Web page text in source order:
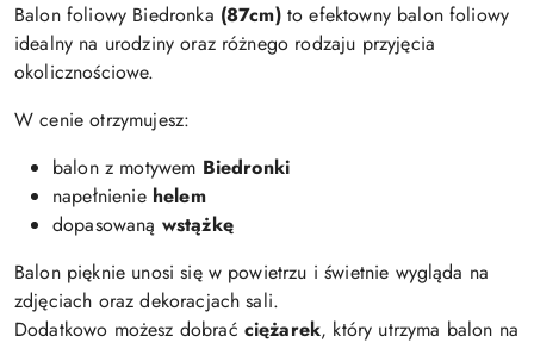
Balon foliowy Biedronka (87cm)to efektowny balon foliowy
idealny na urodziny oraz różnego rodzaju przyjęcia
okolicznościowe.
W cenie otrzymujesz:
balon z motywem Biedronki
napełnienie helem
dopasowaną wstążkę
Balon pięknie unosi się w powietrzu i świetnie wygląda na
zdjęciach oraz dekoracjach sali.
Dodatkowo możesz dobrać ciężarek, który utrzyma balon na